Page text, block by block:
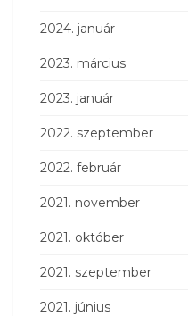
2024. január
2023. március
2023. január
2022. szeptember
2022. február
2021. november
2021. október
2021. szeptember
2021. június